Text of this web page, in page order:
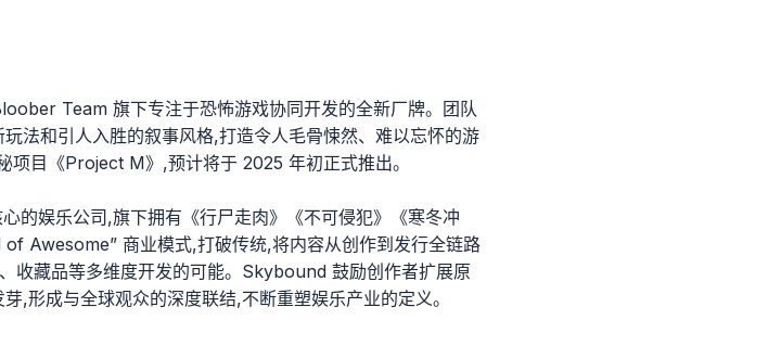
Team 旗下专注于恐怖游戏协同开发的全新厂牌。团队
法和引人入胜的叙事风格,打造令人毛骨悚然、难以忘怀的游
目《Project M》,预计将于 2025 年初正式推出。
的娱乐公司,旗下拥有《行尸走肉》《不可侵犯》《寒冬冲
Awesome” 商业模式,打破传统,将内容从创作到发行全链路
收藏品等多维度开发的可能。Skybound 鼓励创作者扩展原
,形成与全球观众的深度联结,不断重塑娱乐产业的定义。